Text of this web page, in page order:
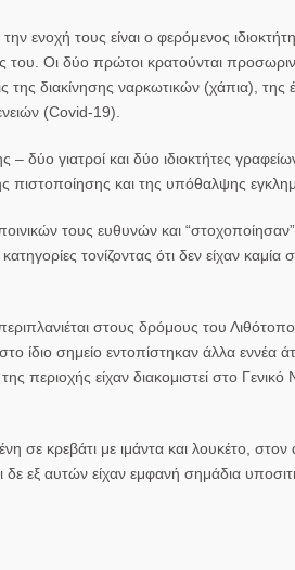
ενοχή τους είναι ο φερόμενος
Οι δύο πρώτοι κρατούνται
της διακίνησης ναρκωτικών (χάπια),
(Covid-19).
γιατροί και δύο ιδιοκτήτες
πιστοποίησης και της υπόθαλψης
τους ευθυνών και
τονίζοντας ότι δεν είχαν καμία
στους δρόμους του
σημείο εντοπίστηκαν άλλα εννέα
περιοχής είχαν διακομιστεί στο
σε κρεβάτι με ιμάντα και λουκέτο,
εξ αυτών είχαν εμφανή σημάδια